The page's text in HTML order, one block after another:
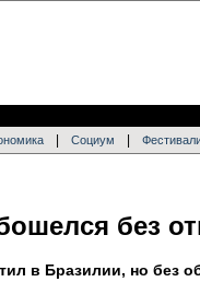
Социум
без
в Бразилии, но без